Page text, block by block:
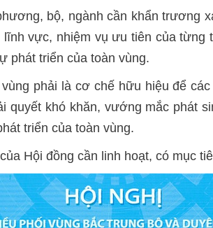
bộ, ngành cần khẩn trương
vực, nhiệm vụ ưu tiên của
phát triển của toàn vùng.
phải là cơ chế hữu hiệu để
quyết khó khăn, vướng mắc phát
triển của toàn vùng.
Hội đồng cần linh hoạt, có mục